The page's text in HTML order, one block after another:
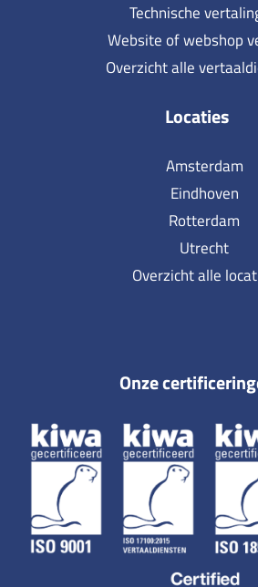
Technische
Website of webshop
Overzicht alle
Locaties
Amsterdam
Eindhoven
Rotterdam
Utrecht
Overzicht alle
Onze